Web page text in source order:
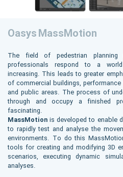
Oasys MassMotion
The field of pedestrian
professionals respond to a
increasing. This leads to greater
of commercial buildings,
and public areas. The process of
through and occupy a finished
fascinating.
MassMotionis developed to enable
to rapidly test and analyse the
environments. To do this
tools for creating and modifying 3D
scenarios, executing dynamic
analyses.